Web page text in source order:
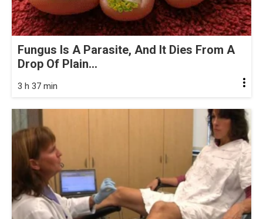
Fungus Is A Parasite, And It Dies From A
Drop Of Plain...
3 h 37 min